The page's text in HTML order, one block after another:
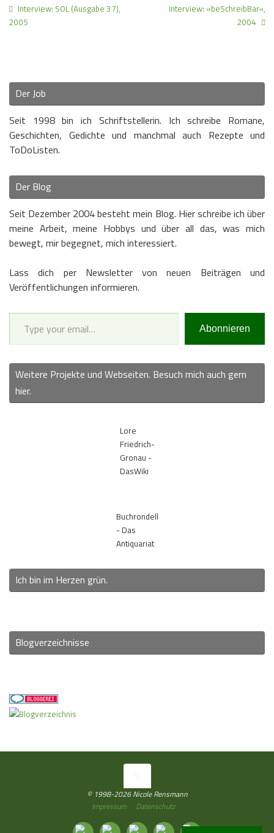
Interview: SOL (Ausgabe 37),
2005
Interview: »beSchreibBar«,
2004
Der Job
Seit 1998 bin ich Schriftstellerin. Ich schreibe Romane,
Geschichten, Gedichte und manchmal auch Rezepte und
ToDoListen.
Der Blog
Seit Dezember 2004 besteht mein Blog. Hier schreibe ich über
meine Arbeit, meine Hobbys und über all das, was mich
bewegt, mir begegnet, mich interessiert.
Lass dich per Newsletter von neuen Beiträgen und
Veröffentlichungen informieren.
Type your email…
Abonnieren
Weitere Projekte und Webseiten. Besuch mich auch gern
hier.
Lore
Friedrich-
Gronau -
DasWiki
Buchrondell
- Das
Antiquariat
Ich bin im Herzen grün.
Blogverzeichnisse
© 1998-2026 Nicole Rensmann
Impressum
Datenschutz